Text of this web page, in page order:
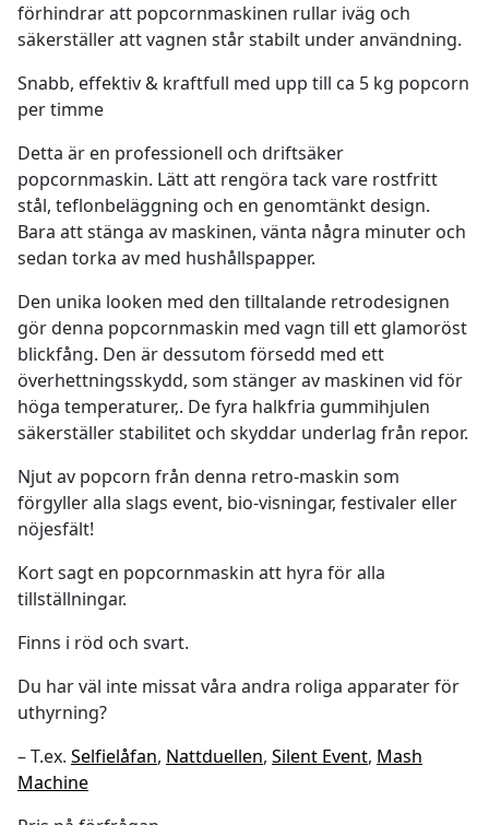
förhindrar att popcornmaskinen rullar iväg och
säkerställer att vagnen står stabilt under användning.
Snabb, effektiv & kraftfull med upp till ca 5 kg popcorn
per timme
Detta är en professionell och driftsäker
popcornmaskin. Lätt att rengöra tack vare rostfritt
stål, teflonbeläggning och en genomtänkt design.
Bara att stänga av maskinen, vänta några minuter och
sedan torka av med hushållspapper.
Den unika looken med den tilltalande retrodesignen
gör denna popcornmaskin med vagn till ett glamoröst
blickfång. Den är dessutom försedd med ett
överhettningsskydd, som stänger av maskinen vid för
höga temperaturer,. De fyra halkfria gummihjulen
säkerställer stabilitet och skyddar underlag från repor.
Njut av popcorn från denna retro-maskin som
förgyller alla slags event, bio-visningar, festivaler eller
nöjesfält!
Kort sagt en popcornmaskin att hyra för alla
tillställningar.
Finns i röd och svart.
Du har väl inte missat våra andra roliga apparater för
uthyrning?
– T.ex. Selfielåfan, Nattduellen, Silent Event, Mash
Machine